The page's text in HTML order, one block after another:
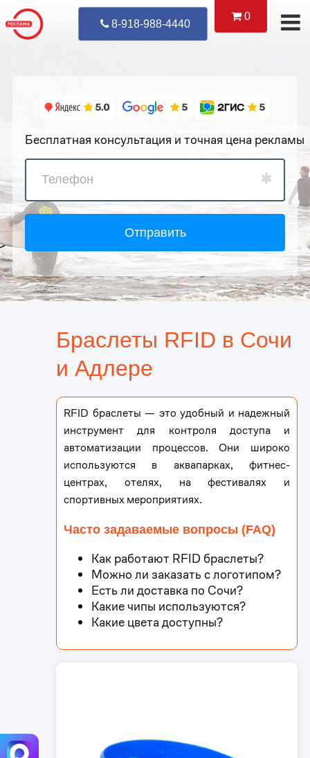
0
8-918-988-4440 Уже
Бесплатная консультация и точная цена рекламы
Отправить
Браслеты RFID в Сочи
и Адлере
RFID браслеты — это удобный и надежный
инструмент для контроля доступа и
автоматизации процессов. Они широко
используются в аквапарках, фитнес-
центрах, отелях, на фестивалях и
спортивных мероприятиях.
Часто задаваемые вопросы (FAQ)
Как работают RFID браслеты?
Можно ли заказать с логотипом?
Есть ли доставка по Сочи?
Какие чипы используются?
Какие цвета доступны?